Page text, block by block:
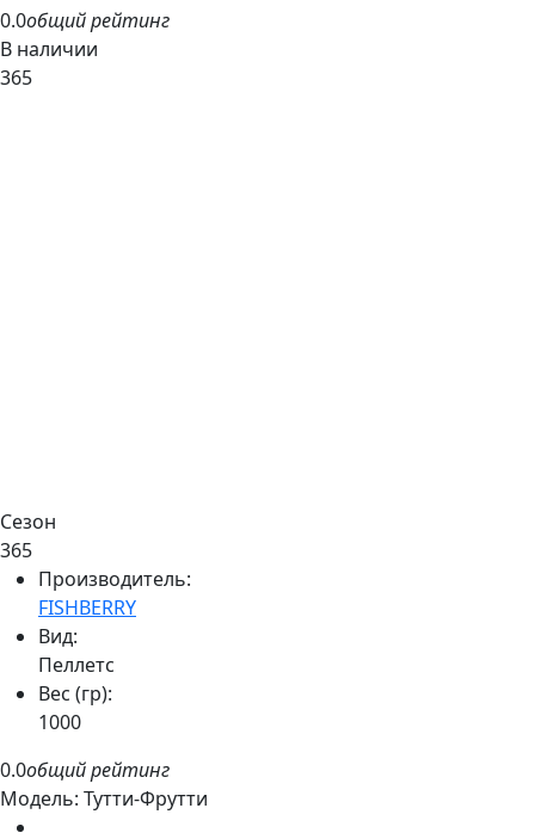
0.0общий рейтинг
В наличии
365
Сезон
365
Производитель:
FISHBERRY
Вид:
Пеллетс
Вес (гр):
1000
0.0общий рейтинг
Модель: Тутти-Фрутти